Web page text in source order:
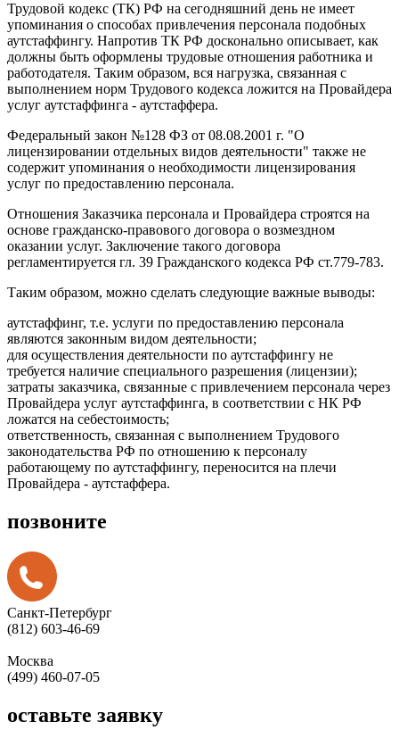
Трудовой кодекс (ТК) РФ на сегодняшний день не имеет
упоминания о способах привлечения персонала подобных
аутстаффингу. Напротив ТК РФ досконально описывает, как
должны быть оформлены трудовые отношения работника и
работодателя. Таким образом, вся нагрузка, связанная с
выполнением норм Трудового кодекса ложится на Провайдера
услуг аутстаффинга - аутстаффера.
Федеральный закон №128 ФЗ от 08.08.2001 г. "О
лицензировании отдельных видов деятельности" также не
содержит упоминания о необходимости лицензирования
услуг по предоставлению персонала.
Отношения Заказчика персонала и Провайдера строятся на
основе гражданско-правового договора о возмездном
оказании услуг. Заключение такого договора
регламентируется гл. 39 Гражданского кодекса РФ ст.779-783.
Таким образом, можно сделать следующие важные выводы:
аутстаффинг, т.е. услуги по предоставлению персонала
являются законным видом деятельности;
для осуществления деятельности по аутстаффингу не
требуется наличие специального разрешения (лицензии);
затраты заказчика, связанные с привлечением персонала через
Провайдера услуг аутстаффинга, в соответствии с НК РФ
ложатся на себестоимость;
ответственность, связанная с выполнением Трудового
законодательства РФ по отношению к персоналу
работающему по аутстаффингу, переносится на плечи
Провайдера - аутстаффера.
позвоните
Санкт-Петербург
(812) 603-46-69
Москва
(499) 460-07-05
оставьте заявку